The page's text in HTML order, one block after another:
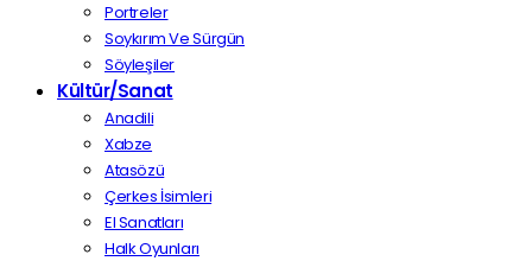
Portreler
Soykırım Ve Sürgün
Söyleşiler
Kültür/Sanat
Anadili
Xabze
Atasözü
Çerkes İsimleri
El Sanatları
Halk Oyunları